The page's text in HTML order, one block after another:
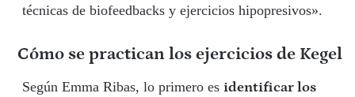
técnicas de biofeedbacks y ejercicios hipopresivos».
Cómo se practican los ejercicios de Kegel
Según Emma Ribas, lo primero es identificar los